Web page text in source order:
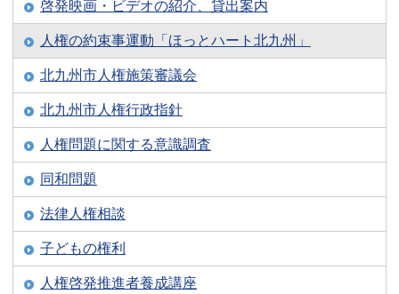
啓発映画・ビデオの紹介、貸出案内
人権の約束事運動「ほっとハート北九州」
北九州市人権施策審議会
北九州市人権行政指針
人権問題に関する意識調査
同和問題
法律人権相談
子どもの権利
人権啓発推進者養成講座